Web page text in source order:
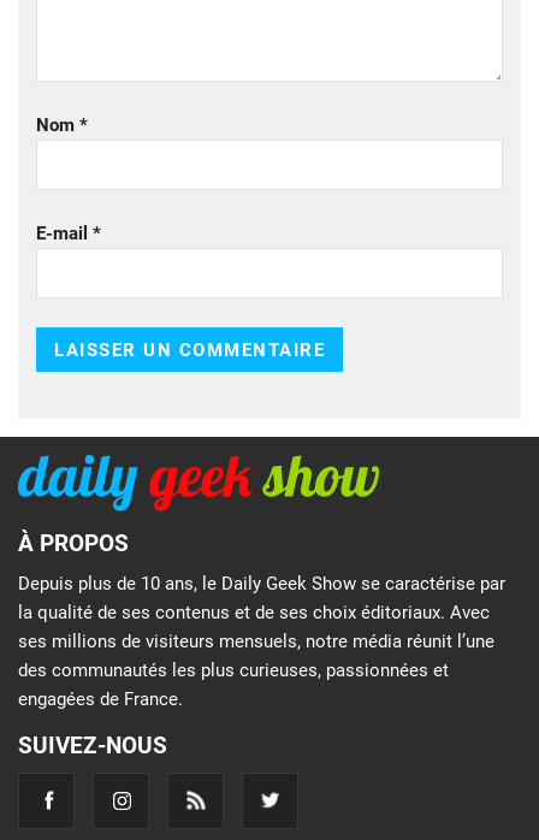
Nom *
E-mail *
À PROPOS
Depuis plus de 10 ans, le Daily Geek Show se caractérise par
la qualité de ses contenus et de ses choix éditoriaux. Avec
ses millions de visiteurs mensuels, notre média réunit l’une
des communautés les plus curieuses, passionnées et
engagées de France.
SUIVEZ-NOUS